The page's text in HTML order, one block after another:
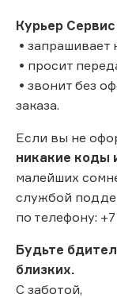
Курьер
•
• просит
• звонит без
заказа.
Если вы не
никакие коды
малейших
службой
по телефону:
Будьте
близких.
С заботой,